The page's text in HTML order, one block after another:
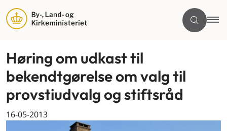
Høring om udkast til
bekendtgørelse om valg til
provstiudvalg og stiftsråd
16-05-2013